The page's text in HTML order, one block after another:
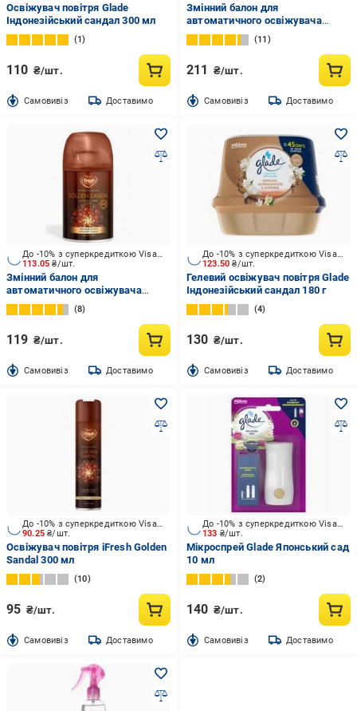
Освіжувач повітря Glade
Індонезійський сандал 300 мл
1
110 ₴/шт.
Cамовивіз Доставимо
Змінний балон для
автоматичного освіжувача
повітря Glade Ніжність
кашеміру і сандал 269 мл
11
211 ₴/шт.
Cамовивіз Доставимо
113.05₴/шт.
До -10% з суперкредиткою Visa Вигода
Змінний балон для
автоматичного освіжувача
повітря iFresh Premium Aroma
Golden Sandal 250 мл
8
119 ₴/шт.
Cамовивіз Доставимо
123.50₴/шт.
До -10% з суперкредиткою Visa Вигода
Гелевий освіжувач повітря Glade
Iндонезiйський сандал 180 г
4
130 ₴/шт.
Cамовивіз Доставимо
90.25₴/шт.
До -10% з суперкредиткою Visa Вигода
Освіжувач повітря iFresh Golden
Sandal 300 мл
10
95 ₴/шт.
Cамовивіз Доставимо
133 ₴/шт.
До -10% з суперкредиткою Visa Вигода
Мікроспрей Glade Японський сад
10 мл
2
140 ₴/шт.
Cамовивіз Доставимо